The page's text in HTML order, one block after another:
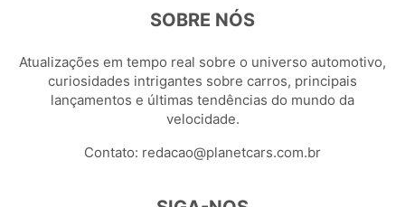
SOBRE NÓS
Atualizações em tempo real sobre o universo automotivo,
curiosidades intrigantes sobre carros, principais
lançamentos e últimas tendências do mundo da
velocidade.
Contato: redacao@planetcars.com.br